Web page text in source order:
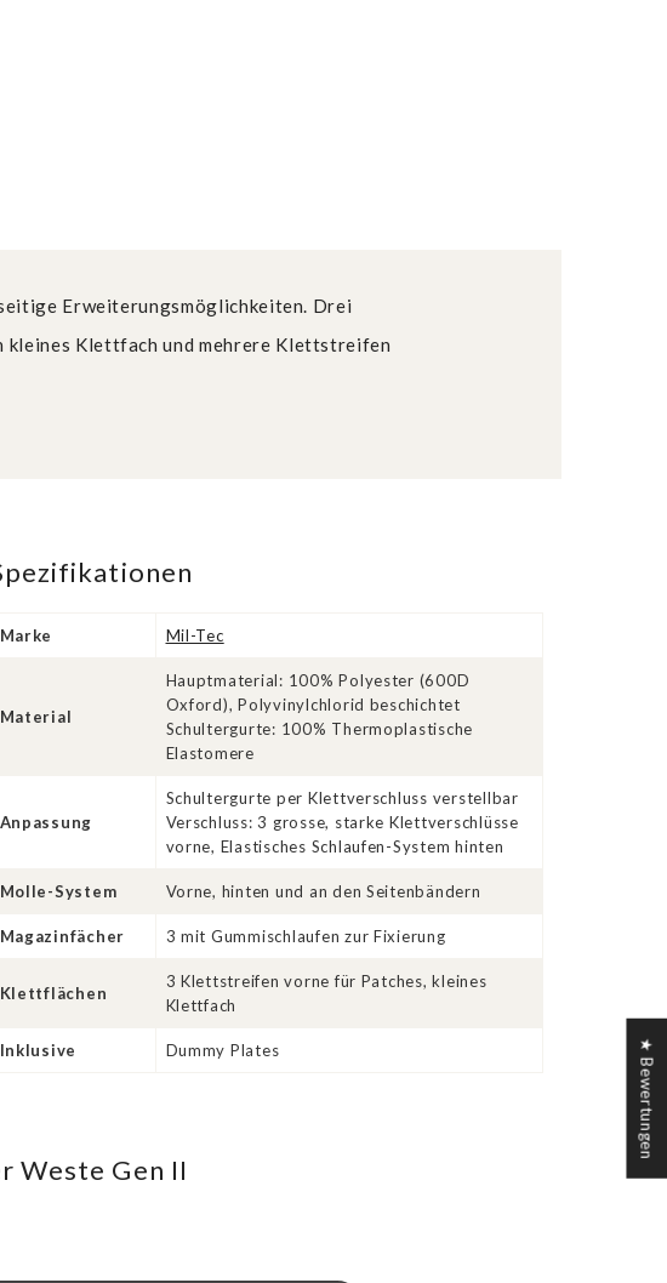
Erweiterungsmöglichkeiten. Drei
kleines Klettfach und mehrere Klettstreifen
Marke Mil-Tec
Material
Hauptmaterial: 100% Polyester (600D
Oxford), Polyvinylchlorid beschichtet
Schultergurte: 100% Thermoplastische
Elastomere
Anpassung
Schultergurte per Klettverschluss verstellbar
Verschluss: 3 grosse, starke Klettverschlüsse
vorne, Elastisches Schlaufen-System hinten
Molle-System Vorne, hinten und an den Seitenbändern
Magazinfächer 3 mit Gummischlaufen zur Fixierung
Klettflächen
3 Klettstreifen vorne für Patches, kleines
Klettfach
Inklusive Dummy Plates
Weste Gen II
★ Bewertungen